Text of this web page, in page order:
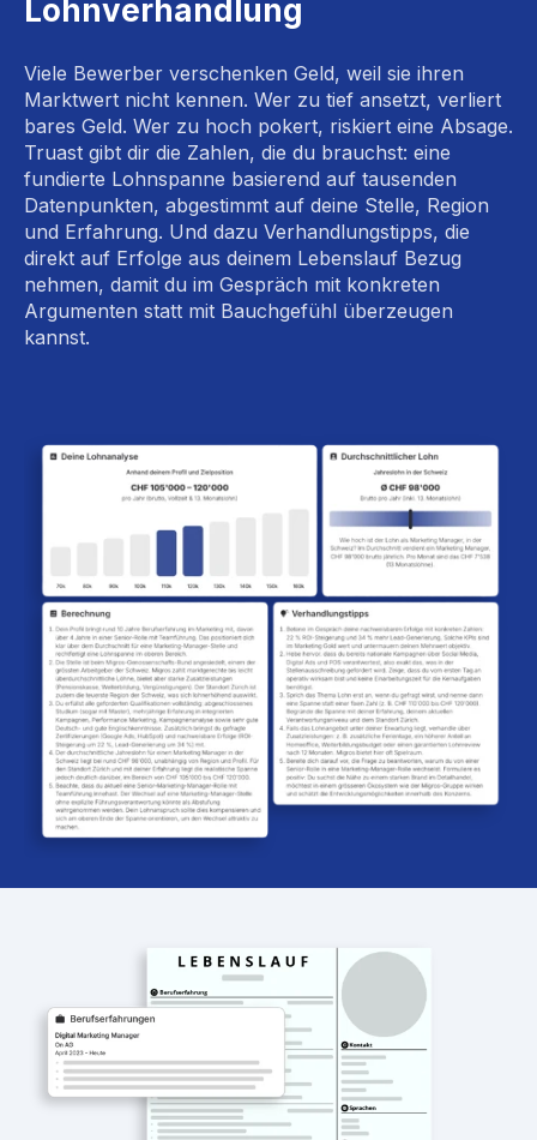
Lohnverhandlung
Viele Bewerber verschenken Geld, weil sie ihren
Marktwert nicht kennen. Wer zu tief ansetzt, verliert
bares Geld. Wer zu hoch pokert, riskiert eine Absage.
Truast gibt dir die Zahlen, die du brauchst: eine
fundierte Lohnspanne basierend auf tausenden
Datenpunkten, abgestimmt auf deine Stelle, Region
und Erfahrung. Und dazu Verhandlungstipps, die
direkt auf Erfolge aus deinem Lebenslauf Bezug
nehmen, damit du im Gespräch mit konkreten
Argumenten statt mit Bauchgefühl überzeugen
kannst.